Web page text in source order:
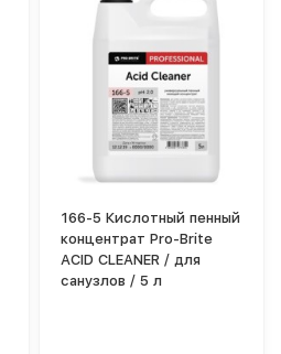
166-5 Кислотный пенный
концентрат Pro-Brite
ACID CLEANER / для
санузлов / 5 л